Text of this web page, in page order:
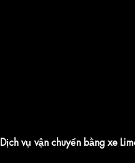
Dịch vụ vận chuyển bằng xe